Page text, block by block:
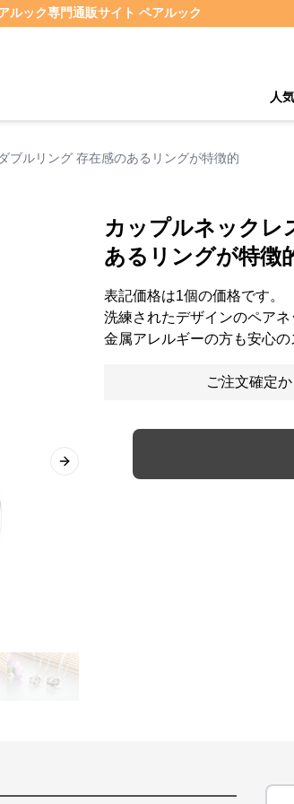
ルック専門通販サイト ペアルック
人
ブルリング 存在感のあるリングが特徴的
Next slide
カップルネックレ
あるリングが特徴
表記価格は1個の価格です。
洗練されたデザインのペアネ
金属アレルギーの方も安心
ご注文確定